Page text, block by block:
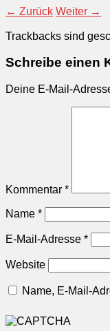
← Zurück Weiter →
Trackbacks sind
Schreibe einen
Deine E-Mail-
Kommentar *
Name *
E-Mail-Adresse *
Website
Name, E-Mail-